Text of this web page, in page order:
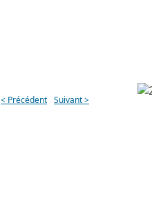
< Précédent Suivant >